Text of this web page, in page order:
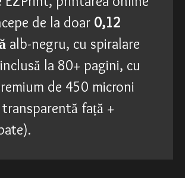
de la doar 0,12
alb-negru, cu spiralare
la 80+ pagini, cu
de 450 microni
față +